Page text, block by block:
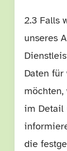
2.3 Falls
unseres
Daten
im Detail
die